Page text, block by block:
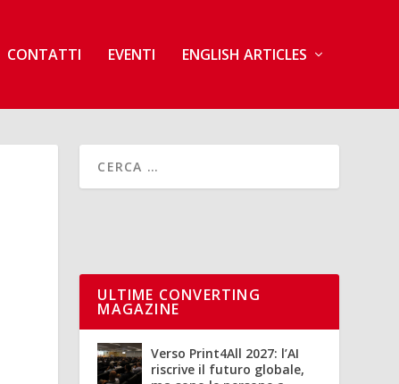
CONTATTI EVENTI ENGLISH ARTICLES
ULTIME CONVERTING
MAGAZINE
Verso Print4All 2027: l’AI
riscrive il futuro globale,